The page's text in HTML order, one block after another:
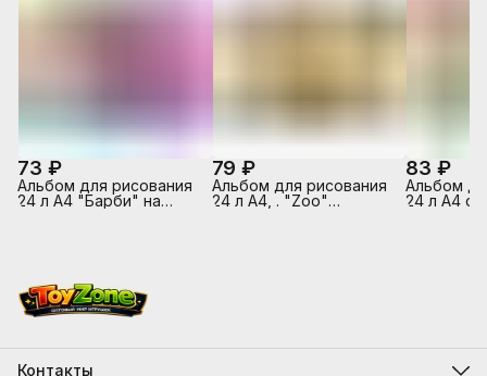
73 ₽
Альбом для рисования
24 л А4 "Барби" на
79 ₽
Альбом для рисования
24 л А4, . "Zoo"
83 ₽
Альбом
24 л А4
Контакты